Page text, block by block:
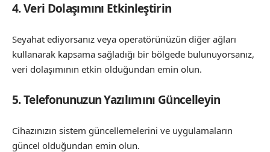
4. Veri Dolaşımını Etkinleştirin
Seyahat ediyorsanız veya operatörünüzün diğer ağları
kullanarak kapsama sağladığı bir bölgede bulunuyorsanız,
veri dolaşımının etkin olduğundan emin olun.
5. Telefonunuzun Yazılımını Güncelleyin
Cihazınızın sistem güncellemelerini ve uygulamaların
güncel olduğundan emin olun.